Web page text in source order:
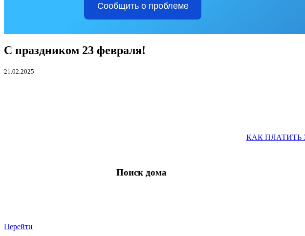
Сообщить о проблеме
С праздником 23 февраля!
21.02.2025
КАК ПЛАТИТЬ
Поиск дома
Перейти